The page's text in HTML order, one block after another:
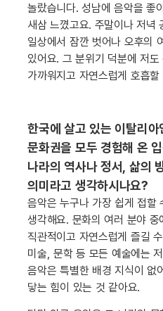
놀랐습니다. 성남에 음악을 좋
새삼 느꼈고요. 주말이나 저녁
일상에서 잠깐 벗어나 오후의
있어요. 그 분위기 덕분에 저도
가까워지고 자연스럽게 호흡
한국에 살고 있는 이탈리
문화권을 모두 경험해 온
나라의 역사나 정서, 삶의
의미라고 생각하시나요?
음악은 누구나 가장 쉽게 접할
생각해요. 문화의 여러 분야 중
직관적이고 자연스럽게 즐길
미술, 문학 등 모든 예술에는
음악은 특별한 배경 지식이 없
닿는 힘이 있는 것 같아요.